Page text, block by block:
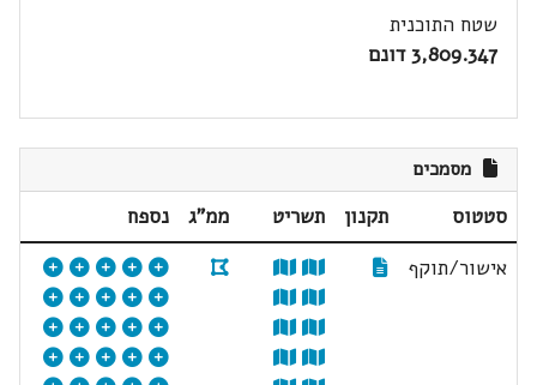
שטח התוכנית
3,809.347 דונם
מסמכים
סטטוס תקנון תשריט ממ"ג
נספח
אישור/תוקף